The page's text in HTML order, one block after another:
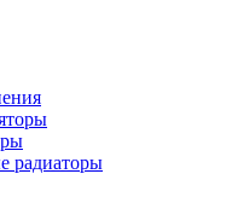
радиаторы